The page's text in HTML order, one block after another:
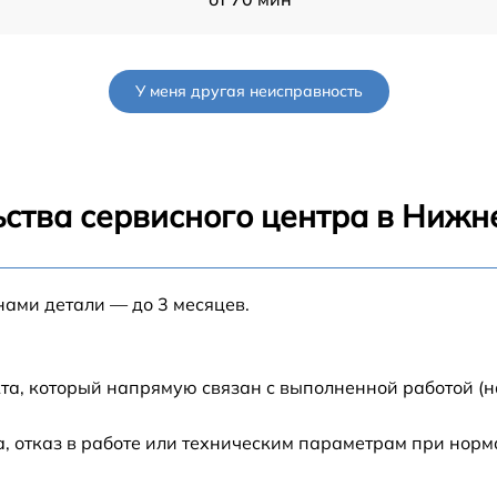
от 100 мин
У меня другая неисправность
сервисного центра в
детали — до 3 месяцев.
который напрямую связан с выполненной работой
в работе или техническим параметрам при